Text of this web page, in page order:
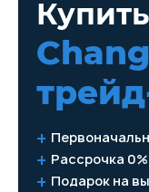
Рассрочка 0%
Подарок на